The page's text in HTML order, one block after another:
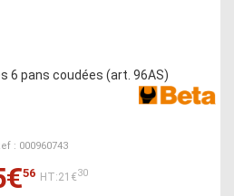
6 pans coudées (art. 96AS)
: 000960743
56 HT:21€30